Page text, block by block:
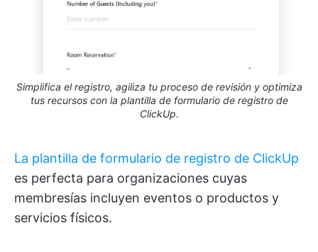
Simplifica el registro, agiliza tu proceso de revisión y optimiza
tus recursos con la plantilla de formulario de registro de
ClickUp.
La plantilla de formulario de registro de ClickUp
es perfecta para organizaciones cuyas
membresías incluyen eventos o productos y
servicios físicos.